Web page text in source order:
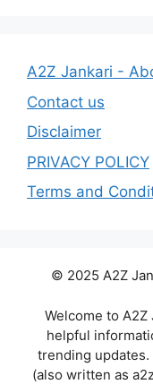
A2Z Jankari -
Contact us
Disclaimer
PRIVACY POLICY
Terms and
© 2025 A2Z
Welcome to
helpful
trending
(also written as